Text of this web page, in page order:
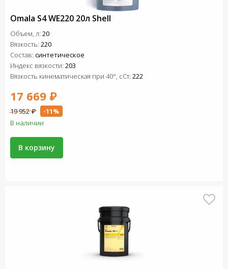
Omala S4 WE220 20л Shell
Объем, л: 20
Вязкость: 220
Состав: синтетическое
Индекс вязкости: 203
Вязкость кинематическая при 40°, сСт: 222
17 669 ₽
19 952 ₽
-11%
В наличии
В корзину